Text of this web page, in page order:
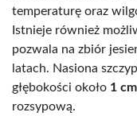
temperaturę oraz
Istnieje również
pozwala na zbiór
latach. Nasiona
głębokości około 1 cm
rozsypową.